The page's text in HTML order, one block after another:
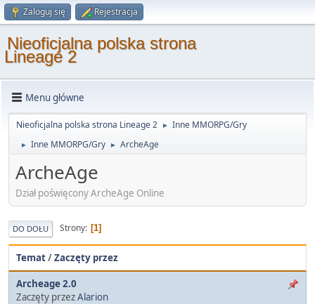
Zaloguj się Rejestracja
Nieoficjalna polska strona
Lineage 2
Menu główne
Nieoficjalna polska strona Lineage 2 ► Inne MMORPG/Gry
► Inne MMORPG/Gry ► ArcheAge
ArcheAge
Dział poświęcony ArcheAge Online
DO DOŁU Strony 1
Temat/Zaczęty przez
Archeage 2.0
Zaczęty przezAlarion